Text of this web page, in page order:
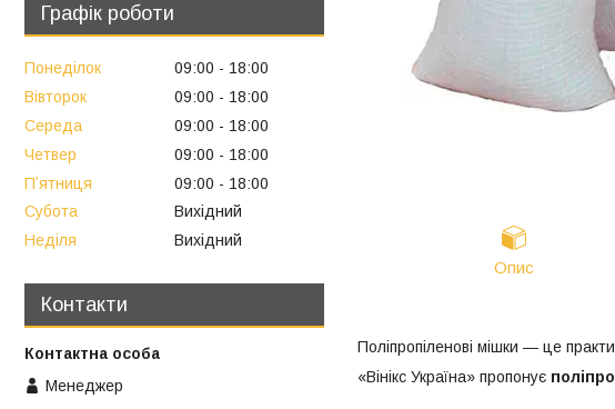
Опис
Поліпропіленові мішки — це
«Вінікс Україна» пропонує
Графік роботи
Понеділок 09:00
18:00
Вівторок
09:00
18:00
Середа
09:00
18:00
Четвер
09:00
18:00
Пʼятниця
09:00
18:00
Субота
Вихідний
Неділя
Вихідний
Контакти
Менеджер